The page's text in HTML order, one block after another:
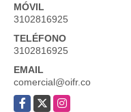
MÓVIL
3102816925
TELÉFONO
3102816925
EMAIL
comercial@oifr.co
Facebook
X Instagram